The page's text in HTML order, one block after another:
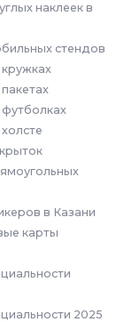
наклеек в
стендов
футболках
в Казани
карты
2025